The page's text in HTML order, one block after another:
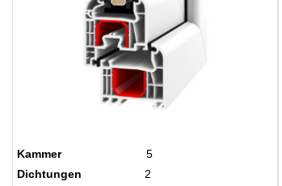
Kammer
5
Dichtungen
2